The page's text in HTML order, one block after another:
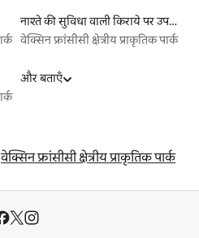
नाश्ते की सुविधा वाली किराये पर उपलब्ध लिस्टिंग
वेक्सिन फ्रांसीसी क्षेत्रीय प्राकृतिक पार्क
और बताएँ
वेक्सिन फ्रांसीसी क्षेत्रीय प्राकृतिक पार्क